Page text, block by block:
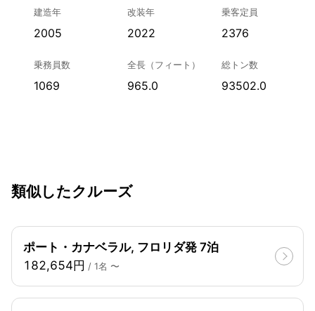
建造年
2005
改装年
2022
乗客定員
2376
乗務員数
1069
全長（フィート）
965.0
総トン数
93502.0
類似したクルーズ
ポート・カナベラル, フロリダ発 7泊
182,654円 / 1名 〜